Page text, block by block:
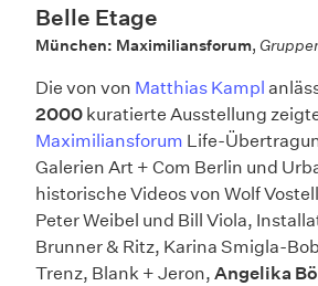
Belle Etage
München: Maximiliansforum,
Die von von Matthias Kampl
2000 kuratierte Ausstellung
Maximiliansforum Life-
Galerien Art + Com Berlin und
historische Videos von Wolf
Peter Weibel und Bill Viola,
Brunner & Ritz, Karina Smigla-
Trenz, Blank + Jeron, Angelika